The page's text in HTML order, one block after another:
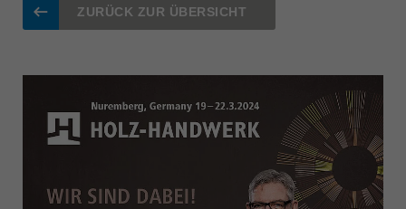
Nederland
nederlands
Polska
polski
português
ZURÜCK ZUR ÜBERSICHT